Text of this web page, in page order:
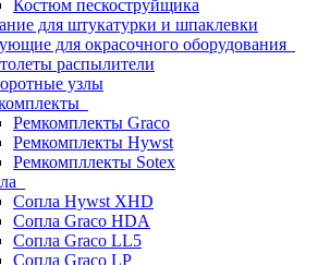
Костюм пескоструйщика
для штукатурки и шпаклевки
для окрасочного оборудования
распылители
узлы
Ремкомплекты Graco
Ремкомплекты Hywst
Ремкомпллекты Sotex
Сопла Hywst XHD
Сопла Graco HDA
Сопла Graco LL5
Сопла Graco LP